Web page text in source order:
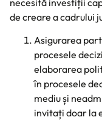
necesită investiții
de creare a cadrului
Asigurarea
procesele
elaborarea
în procesele
mediu și
invitați doar la